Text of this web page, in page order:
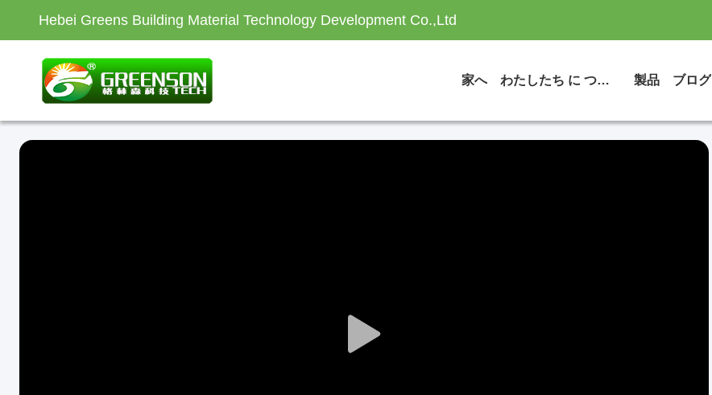
Hebei Greens Building Material Technology Development Co.,Ltd
家へ わたしたち に つい て 製品 ブログ
Play